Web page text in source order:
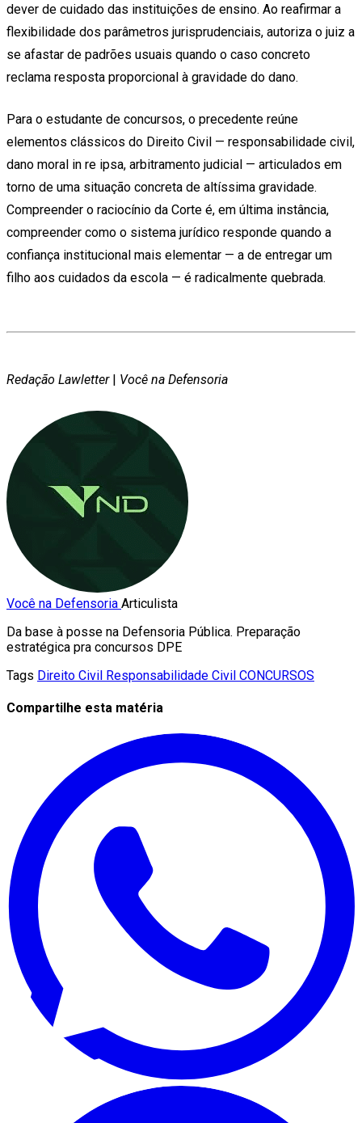
dever de cuidado das instituições de ensino. Ao reafirmar a
flexibilidade dos parâmetros jurisprudenciais, autoriza o juiz a
se afastar de padrões usuais quando o caso concreto
reclama resposta proporcional à gravidade do dano.
Para o estudante de concursos, o precedente reúne
elementos clássicos do Direito Civil — responsabilidade civil,
dano moral in re ipsa, arbitramento judicial — articulados em
torno de uma situação concreta de altíssima gravidade.
Compreender o raciocínio da Corte é, em última instância,
compreender como o sistema jurídico responde quando a
confiança institucional mais elementar — a de entregar um
filho aos cuidados da escola — é radicalmente quebrada.
Redação Lawletter| Você na Defensoria
Você na Defensoria Articulista
Da base à posse na Defensoria Pública. Preparação
estratégica pra concursos DPE
Tags Direito Civil Responsabilidade Civil CONCURSOS
Compartilhe esta matéria